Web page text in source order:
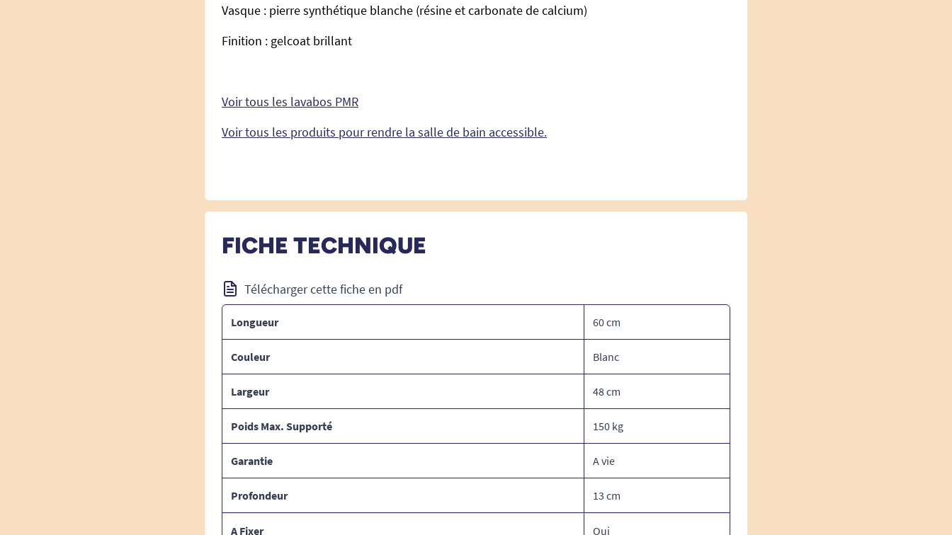
Vasque : pierre synthétique blanche (résine et carbonate de calcium)
Finition : gelcoat brillant
Voir tous les lavabos PMR
Voir tous les produits pour rendre la salle de bain accessible.
FICHE TECHNIQUE
Télécharger cette fiche en pdf
Longueur 60 cm
Couleur Blanc
Largeur 48 cm
Poids Max. Supporté 150 kg
Garantie A vie
Profondeur 13 cm
A Fixer Oui